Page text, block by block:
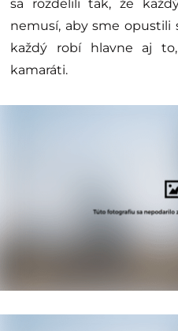
sa rozdelili tak, že
nemusí, aby sme opustili
každý robí hlavne aj
kamaráti.